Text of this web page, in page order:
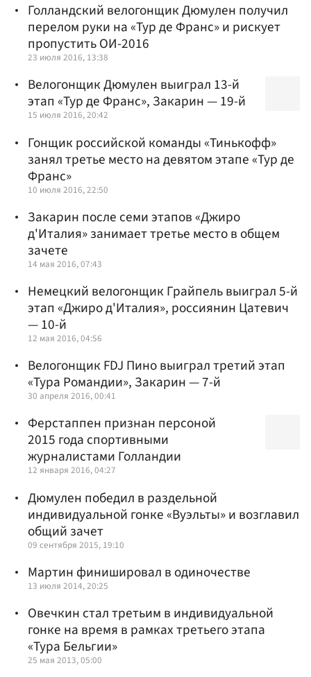
Голландский велогонщик Дюмулен получил
перелом руки на «Тур де Франс» и рискует
пропустить ОИ-2016
23 июля 2016, 13:38
Велогонщик Дюмулен выиграл 13-й
этап «Тур де Франс», Закарин — 19-й
15 июля 2016, 20:42
Гонщик российской команды «Тинькофф»
занял третье место на девятом этапе «Тур де
Франс»
10 июля 2016, 22:50
Закарин после семи этапов «Джиро
д'Италия» занимает третье место в общем
зачете
14 мая 2016, 07:43
Немецкий велогонщик Грайпель выиграл 5-й
этап «Джиро д'Италия», россиянин Цатевич
— 10-й
12 мая 2016, 04:56
Велогонщик FDJ Пино выиграл третий этап
«Тура Романдии», Закарин — 7-й
30 апреля 2016, 00:41
Ферстаппен признан персоной
2015 года спортивными
журналистами Голландии
12 января 2016, 04:27
Дюмулен победил в раздельной
индивидуальной гонке «Вуэльты» и возглавил
общий зачет
09 сентября 2015, 19:10
Мартин финишировал в одиночестве
13 июля 2014, 20:25
Овечкин стал третьим в индивидуальной
гонке на время в рамках третьего этапа
«Тура Бельгии»
25 мая 2013, 05:00